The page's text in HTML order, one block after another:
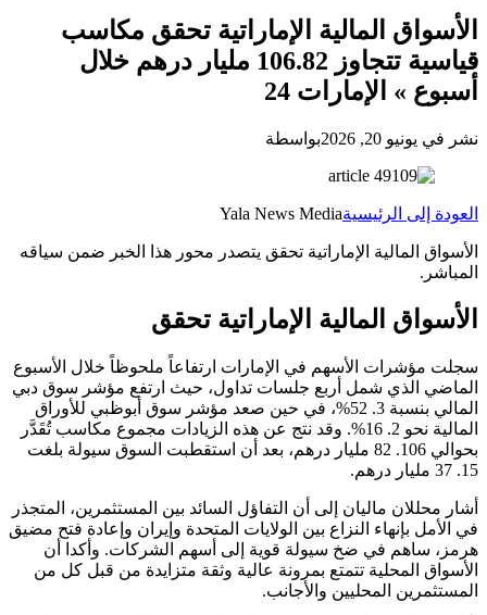
الأسواق المالية الإماراتية تحقق مكاسب
قياسية تتجاوز 106.82 مليار درهم خلال
أسبوع » الإمارات 24
نشر في يونيو 20, 2026 بواسطة
العودة إلى الرئيسيةYala News Media
الأسواق المالية الإماراتية تحقق يتصدر محور هذا الخبر ضمن سياقه
المباشر.
الأسواق المالية الإماراتية تحقق
سجلت مؤشرات الأسهم في الإمارات ارتفاعاً ملحوظاً خلال الأسبوع
الماضي الذي شمل أربع جلسات تداول، حيث ارتفع مؤشر سوق دبي
المالي بنسبة 3. 52%، في حين صعد مؤشر سوق أبوظبي للأوراق
المالية نحو 2. 16%. وقد نتج عن هذه الزيادات مجموع مكاسب تُقَدَّر
بحوالي 106. 82 مليار درهم، بعد أن استقطبت السوق سيولة بلغت
15. 37 مليار درهم.
أشار محللان ماليان إلى أن التفاؤل السائد بين المستثمرين، المتجذر
في الأمل بإنهاء النزاع بين الولايات المتحدة وإيران وإعادة فتح مضيق
هرمز، ساهم في ضخ سيولة قوية إلى أسهم الشركات. وأكدا أن
الأسواق المحلية تتمتع بمرونة عالية وثقة متزايدة من قبل كل من
المستثمرين المحليين والأجانب.